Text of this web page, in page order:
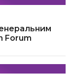
Forum